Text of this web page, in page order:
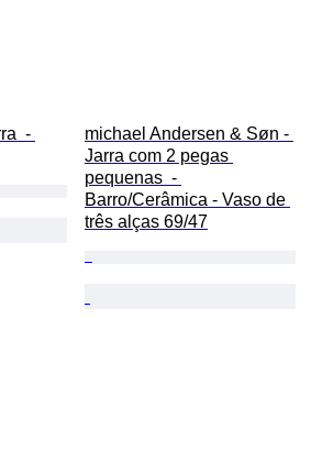
-
michael Andersen & Søn -
Jarra com 2 pegas
pequenas  -
Barro/Cerâmica - Vaso de
três alças 69/47